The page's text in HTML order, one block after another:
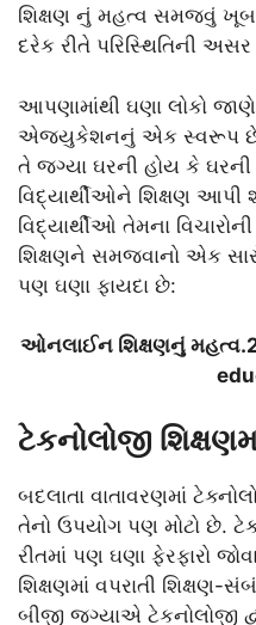
શિક્ષણ નું મહત્વ સમજવું
દરેક રીતે પરિસ્થિતિની
આપણામાંથી ઘણા લોકો
એજ્યુકેશનનું એક સ્વરૂપ છે.
તે જગ્યા ઘરની હોય કે
વિદ્યાર્થીઓને શિક્ષણ આપી
વિદ્યાર્થીઓ તેમના
શિક્ષણને સમજવાનો એક
પણ ઘણા ફાયદા છે:
ઓનલાઈન શિક્ષણનું
ટેકનોલોજી
બદલાતા વાતાવરણમાં
તેનો ઉપયોગ પણ મોટો છે.
રીતમાં પણ ઘણા ફેરફારો
શિક્ષણમાં વપરાતી
બીજી જગ્યાએ ટેકનોલોજી